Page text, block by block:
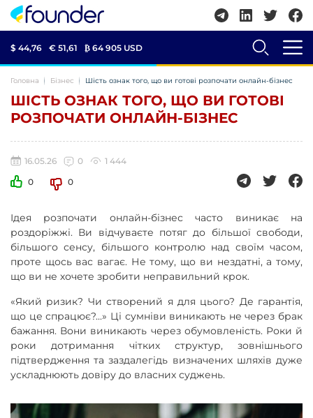
$ 44,76 € 51,61 ₿ 64 905 USD
Головна Бізнес Шість ознак того, що ви готові розпочати онлайн-бізнес
ШІСТЬ ОЗНАК ТОГО, ЩО ВИ ГОТОВІ
РОЗПОЧАТИ ОНЛАЙН-БІЗНЕС
16.05.26 0
1 444
0
0
Ідея розпочати онлайн-бізнес часто виникає на
роздоріжжі. Ви відчуваєте потяг до більшої свободи,
більшого сенсу, більшого контролю над своїм часом,
проте щось вас вагає. Не тому, що ви нездатні, а тому,
що ви не хочете зробити неправильний крок.
«Який ризик? Чи створений я для цього? Де гарантія,
що це спрацює?...» Ці сумніви виникають не через брак
бажання. Вони виникають через обумовленість. Роки й
роки дотримання чітких структур, зовнішнього
підтвердження та заздалегідь визначених шляхів дуже
ускладнюють довіру до власних суджень.